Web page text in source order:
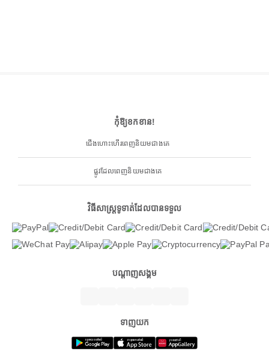
កុំឱ្យខកខាន!
ជើងហោះហើរពេញនិយមជាងគេ
ផ្លូវដែលពេញនិយមជាងគេ
វិធីសាស្ត្រទូទាត់ដែលបានទទួល
បណ្តាញសង្គម
ទាញយក